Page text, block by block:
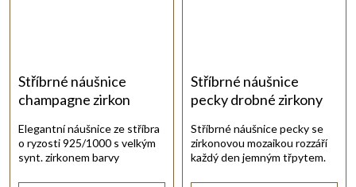
Stříbrné náušnice
champagne zirkon
Elegantní náušnice ze stříbra
o ryzosti 925/1000 s velkým
synt. zirkonem barvy
Stříbrné náušnice
pecky drobné zirkony
Stříbrné náušnice pecky se
zirkonovou mozaikou rozzáří
každý den jemným třpytem.